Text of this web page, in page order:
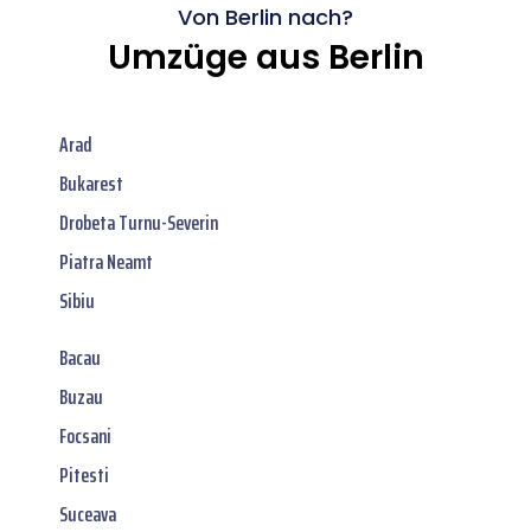
Von Berlin nach?
Umzüge aus Berlin
Arad
Bukarest
Drobeta Turnu-Severin
Piatra Neamt
Sibiu
Bacau
Buzau
Focsani
Pitesti
Suceava